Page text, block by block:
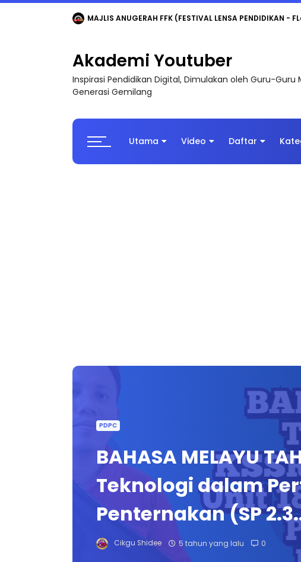
MAJLIS ANUGERAH FFK (FESTIVAL LENSA PENDIDIKAN -
Akademi Youtuber
Inspirasi Pendidikan Digital, Dimulakan oleh Guru-Guru
Generasi Gemilang
Utama Video Daftar
PDPC
BAHASA MELAYU
Teknologi dalam
Penternakan (SP
Cikgu Shidee 5 tahun yang lalu 0